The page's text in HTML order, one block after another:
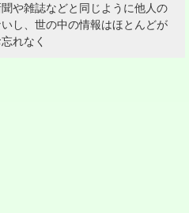
や雑誌などと同じように他人の
し、世の中の情報はほとんどが
れなく